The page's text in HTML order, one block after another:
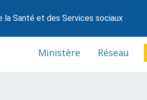
la Santé et des Services sociaux
Ministère Réseau